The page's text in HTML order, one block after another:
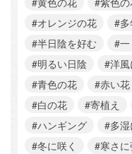
#オレンジの花
#
#半日陰を好む
#
#明るい日陰
#洋風
#青色の花
#赤い花
#白の花
#寄植え
#ハンギング
#多
#冬に咲く
#寒さに